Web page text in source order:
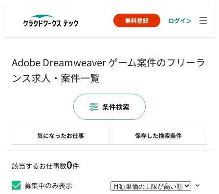
無料登録 ログイン
Adobe Dreamweaver ゲーム案件のフリーラ
ンス求人・案件一覧
該当するお仕事数0件
募集中のみ表示
気になったお仕事 保存した検索条件
条件検索